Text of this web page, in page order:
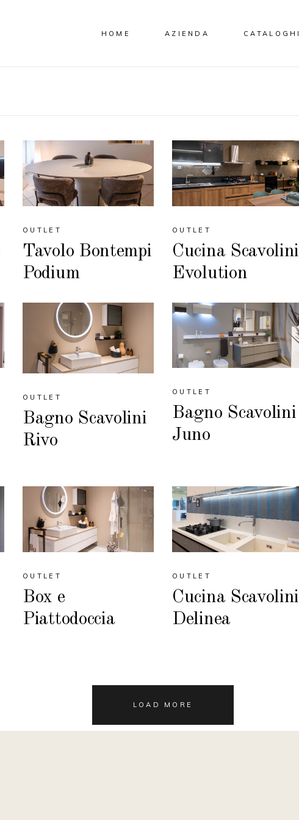
HOME AZIENDA CATALOGHI
OUTLET
Tavolo Bontempi
Podium
OUTLET
Cucina Scavolini
Evolution
OUTLET
Bagno Scavolini
Rivo
OUTLET
Bagno Scavolini
Juno
OUTLET
Box e
Piattodoccia
OUTLET
Cucina Scavolini
Delinea
LOAD MORE